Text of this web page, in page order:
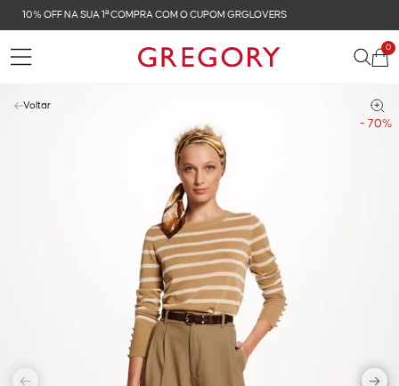
FRETE GRÁTIS NAS COMPRAS ACIMA DE R$ 899
0
- 70%
Voltar